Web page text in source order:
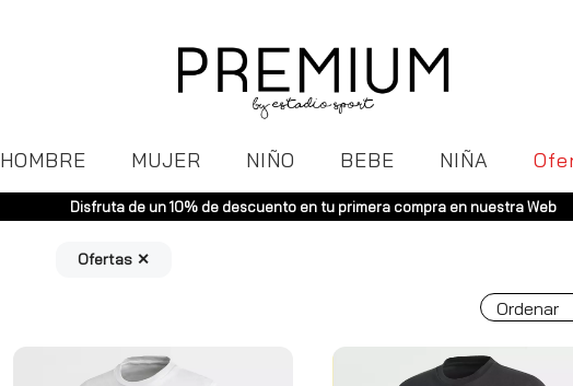
HOMBRE MUJER NIÑO BEBE NIÑA
Envíos gratuitos a toda España (Canarias, pedidos superiores a
Ofertas ✕